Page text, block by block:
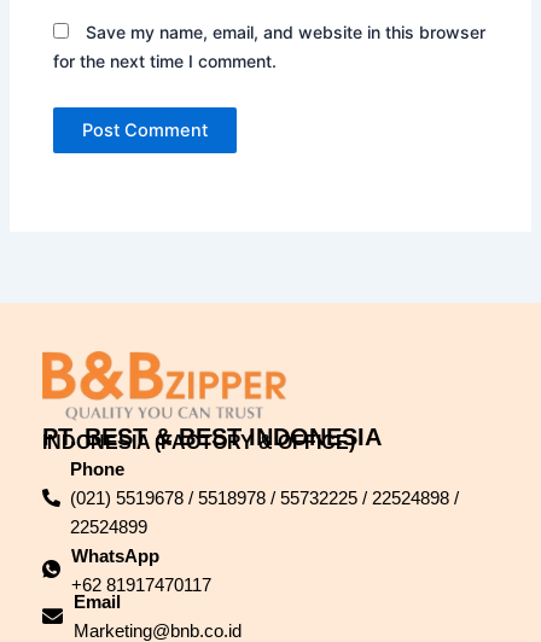
Save my name, email, and website in this browser
for the next time I comment.
PT. BEST & BEST INDONESIA
INDONESIA (FACTORY & OFFICE)
Phone
(021) 5519678 / 5518978 / 55732225 / 22524898 /
22524899
WhatsApp
+62 81917470117
Email
Marketing@bnb.co.id